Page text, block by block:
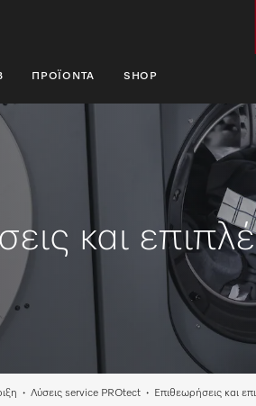
ΠΡΟΪΌΝΤΑ SHOP
και
Λύσεις service PROtect Επιθεωρήσεις και